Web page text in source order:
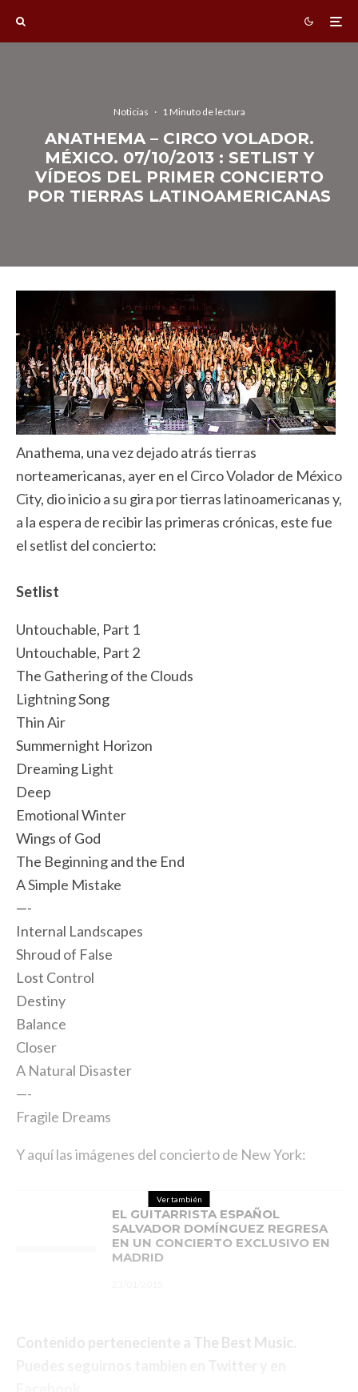
Noticias · 1 Minuto de lectura
ANATHEMA – CIRCO VOLADOR.
MÉXICO. 07/10/2013 : SETLIST Y
VÍDEOS DEL PRIMER CONCIERTO
POR TIERRAS LATINOAMERICANAS
Anathema, una vez dejado atrás tierras
norteamericanas, ayer en el Circo Volador de México
City, dio inicio a su gira por tierras latinoamericanas y,
a la espera de recibir las primeras crónicas, este fue
el setlist del concierto:
Setlist
Untouchable, Part 1
Untouchable, Part 2
The Gathering of the Clouds
Lightning Song
Thin Air
Summernight Horizon
Dreaming Light
Deep
Emotional Winter
Wings of God
The Beginning and the End
A Simple Mistake
—-
Internal Landscapes
Shroud of False
Lost Control
Destiny
Balance
Closer
A Natural Disaster
—-
Fragile Dreams
Y aquí las imágenes del concierto de New York:
Ver también
EL GUITARRISTA ESPAÑOL
SALVADOR DOMÍNGUEZ REGRESA
EN UN CONCIERTO EXCLUSIVO EN
MADRID
Contenido perteneciente a The Best Music.